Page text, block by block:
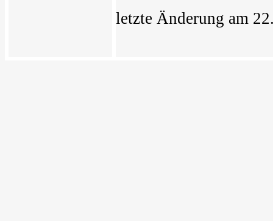
letzte Änderung am